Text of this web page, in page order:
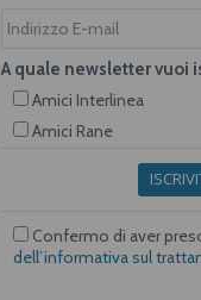
A quale newsletter vuoi
Amici Interlinea
Amici Rane
Confermo di aver
dell’informativa sul